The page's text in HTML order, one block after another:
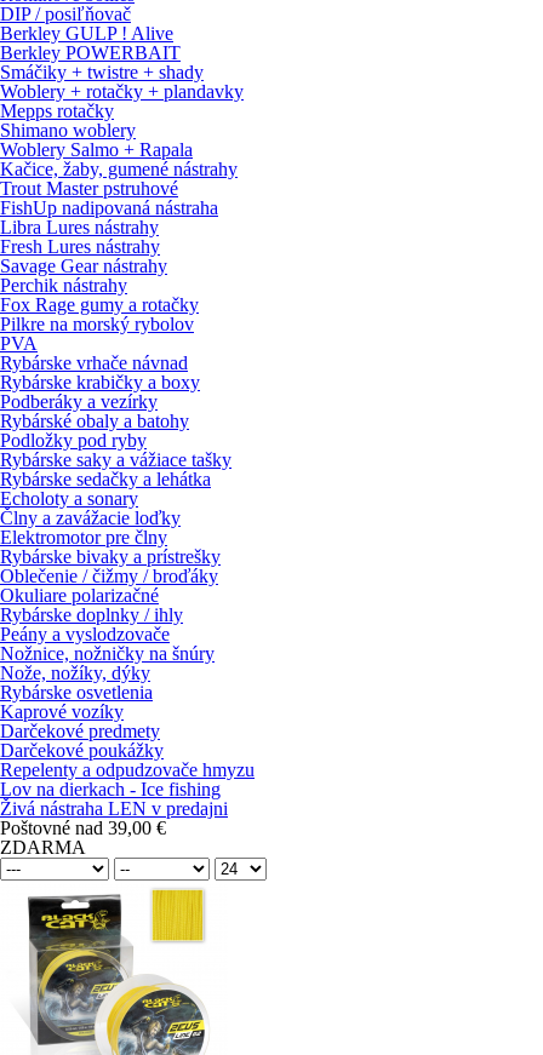
DIP / posiľňovač
Berkley GULP ! Alive
Berkley POWERBAIT
Smáčiky + twistre + shady
Woblery + rotačky + plandavky
Mepps rotačky
Shimano woblery
Woblery Salmo + Rapala
Kačice, žaby, gumené nástrahy
Trout Master pstruhové
FishUp nadipovaná nástraha
Libra Lures nástrahy
Fresh Lures nástrahy
Savage Gear nástrahy
Perchik nástrahy
Fox Rage gumy a rotačky
Pilkre na morský rybolov
PVA
Rybárske vrhače návnad
Rybárske krabičky a boxy
Podberáky a vezírky
Rybárské obaly a batohy
Podložky pod ryby
Rybárske saky a vážiace tašky
Rybárske sedačky a lehátka
Echoloty a sonary
Člny a zavážacie loďky
Elektromotor pre člny
Rybárske bivaky a prístrešky
Oblečenie / čižmy / broďáky
Okuliare polarizačné
Rybárske doplnky / ihly
Peány a vyslodzovače
Nožnice, nožničky na šnúry
Nože, nožíky, dýky
Rybárske osvetlenia
Kaprové vozíky
Darčekové predmety
Darčekové poukážky
Repelenty a odpudzovače hmyzu
Lov na dierkach - Ice fishing
Živá nástraha LEN v predajni
Poštovné nad 39,00 €
ZDARMA